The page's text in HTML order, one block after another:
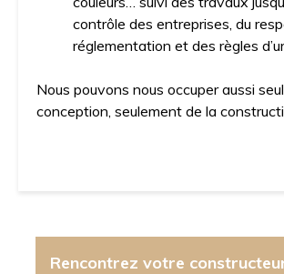
contrôle des entreprises, du
réglementation et des règles
Nous pouvons nous occuper aussi
conception, seulement de la
Rencontrez votre